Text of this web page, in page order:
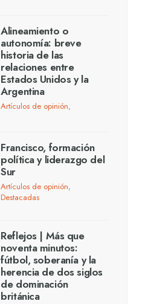
Alineamiento o
autonomía: breve
historia de las
relaciones entre
Estados Unidos y la
Argentina
Artículos de opinión,
Francisco, formación
política y liderazgo del
Sur
Artículos de opinión,
Destacadas
Reflejos | Más que
noventa minutos:
fútbol, soberanía y la
herencia de dos siglos
de dominación
británica